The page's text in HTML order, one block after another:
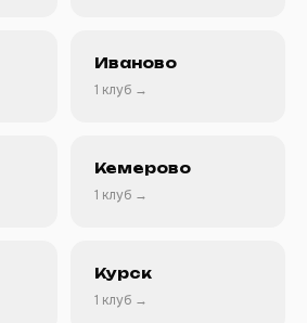
Иваново
1 клуб →
Кемерово
1 клуб →
Курск
1 клуб →